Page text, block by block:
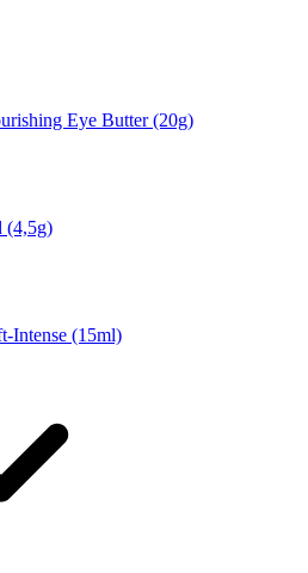
Eye Butter (20g)
(4,5g)
Intense (15ml)